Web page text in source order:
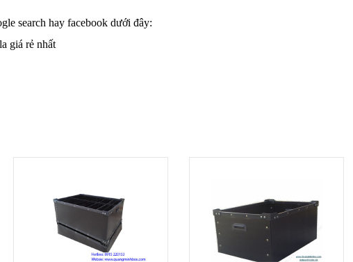
search hay facebook dưới đây:
giá rẻ nhất